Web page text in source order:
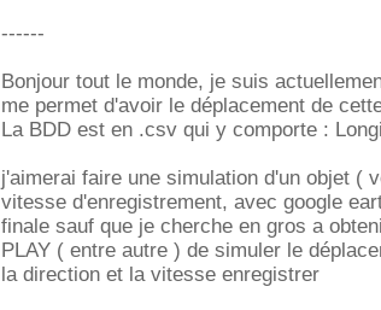
------
Bonjour tout le monde, je suis
me permet d'avoir le déplacement de
La BDD est en .csv qui y comporte :
j'aimerai faire une simulation d'un objet (
vitesse d'enregistrement, avec google
finale sauf que je cherche en gros a
PLAY ( entre autre ) de simuler le
la direction et la vitesse enregistrer